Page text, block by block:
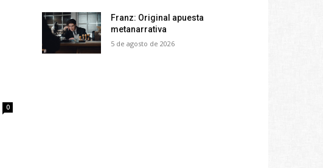
0
Franz: Original apuesta
metanarrativa
5 de agosto de 2026